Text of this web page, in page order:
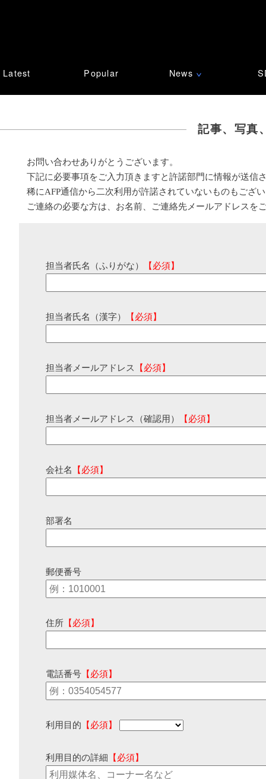
Latest Popular News ∨
記事、写真
お問い合わせありがとうございます。
下記に必要事項をご入力頂きますと許諾部門に情報が送信
稀にAFP通信から二次利用が許諾されていないものもござ
ご連絡の必要な方は、お名前、ご連絡先メールアドレスを
担当者氏名（ふりがな） 【必須】
担当者氏名（漢字） 【必須】
担当者メールアドレス 【必須】
担当者メールアドレス（確認用） 【必須】
会社名 【必須】
部署名
郵便番号
住所 【必須】
電話番号 【必須】
利用目的 【必須】
利用目的の詳細 【必須】